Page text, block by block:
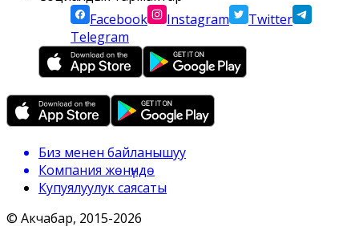
Facebook
Instagram
Twitter
Telegram
Биз менен байланышуу
Компания жөнүндө
Купуялуулук саясаты
© Акчабар, 2015-2026